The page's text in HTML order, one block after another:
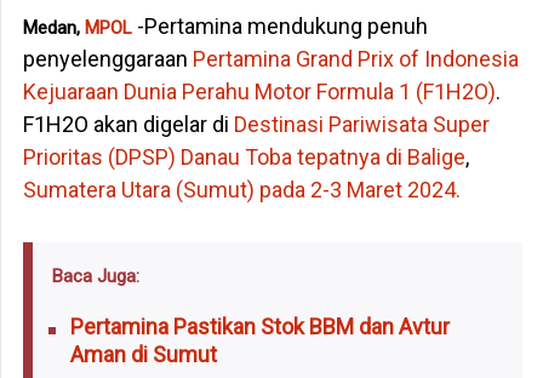
Medan, MPOL-Pertamina mendukung penuh
penyelenggaraan Pertamina Grand Prix of Indonesia
Kejuaraan Dunia Perahu Motor Formula 1 (F1H2O).
F1H2O akan digelar di Destinasi Pariwisata Super
Prioritas (DPSP) Danau Toba tepatnya di Balige,
Sumatera Utara (Sumut) pada 2-3 Maret 2024.
Baca Juga:
Pertamina Pastikan Stok BBM dan Avtur
Aman di Sumut